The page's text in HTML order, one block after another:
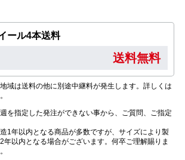
ール4本送料
送料無料
域は送料の他に別途中継料が発生します。詳しくは
を指定した発注ができない事から、ご質問、ご指定
1年以内となる商品が多数ですが、サイズにより製
年以内となる場合がございます。何卒ご理解賜りま